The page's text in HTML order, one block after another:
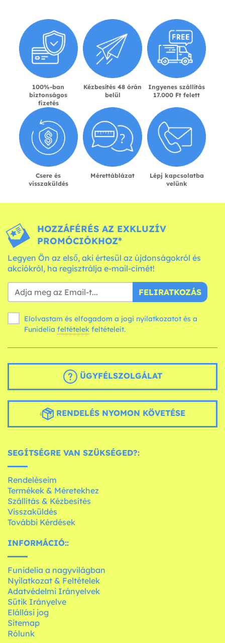
100%-ban
biztonságos
fizetés
Kézbesítés 48 órán
belül
Ingyenes szállítás
17.000 Ft felett
Csere és
visszaküldés
Mérettáblázat
Lépj kapcsolatba
velünk
HOZZÁFÉRÉS AZ EXKLUZÍV
PROMÓCIÓKHOZ*
Legyen Ön az első, aki értesül az újdonságokról és
akciókról, ha regisztrálja e-mail-címét!
FELIRATKOZÁS
Elolvastam és elfogadom a jogi nyilatkozatot és a
Funidelia feltételek feltételeit.
ÜGYFÉLSZOLGÁLAT
RENDELÉS NYOMON KÖVETÉSE
SEGÍTSÉGRE VAN SZÜKSÉGED?:
Rendeléseim
Termékek & Méretekhez
Szállítás & Kézbesítés
Visszaküldés
További Kérdések
INFORMÁCIÓ::
Funidelia a nagyvilágban
Nyilatkozat & Feltételek
Adatvédelmi Irányelvek
Sütik Irányelve
Elállási jog
Sitemap
Rólunk